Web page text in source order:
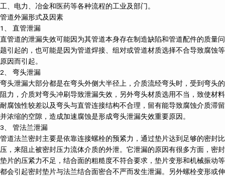
工、电力、冶金和医药等各种流程的工业及部门。
管道外漏形式及因素
1、 直管泄漏
直管道的泄漏失效可能因为其管道本身存在制造缺陷和管道配件的质量问
题引起的，也可能是因为管道焊接、组对或管道材质选择不合导致腐蚀等
原因而引起。
2、 弯头泄漏
弯头泄漏大部分都是在弯头外侧大半径上，介质流经弯头时，受到弯头的
阻力，介质对弯头冲刷导致泄漏失效，另外弯头材质选用不当，致使材料
耐腐蚀性较差以及弯头与直管连接结构不合理，留有能导致腐蚀介质滞留
并浓缩的空隙，造成加速腐蚀是形成弯头泄漏失效重要原因。
3、 管法兰泄漏
管道法兰密封主要是依靠连接螺栓的预紧力，通过垫片达到足够的密封比
压，来阻止被密封压力流体介质的外泄。它泄漏的原因有很多方面，密封
垫片的压紧力不足，结合面的粗糙度不符合要求，垫片变形和机械振动等
都会引起密封垫片与法兰结合面密合不严而发生泄漏。另外螺栓变形或伸